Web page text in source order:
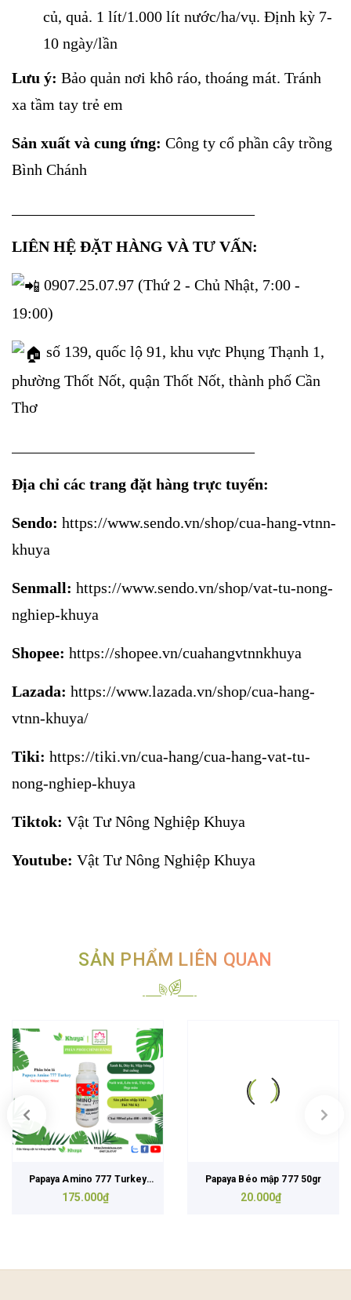
củ, quả. 1 lít/1.000 lít nước/ha/vụ. Định kỳ 7-
10 ngày/lần
Lưu ý: Bảo quản nơi khô ráo, thoáng mát. Tránh
xa tầm tay trẻ em
Sản xuất và cung ứng: Công ty cổ phần cây trồng
Bình Chánh
LIÊN HỆ ĐẶT HÀNG VÀ TƯ VẤN:
0907.25.07.97 (Thứ 2 - Chủ Nhật, 7:00 -
19:00)
số 139, quốc lộ 91, khu vực Phụng Thạnh 1,
phường Thốt Nốt, quận Thốt Nốt, thành phố Cần
Thơ
Địa chỉ các trang đặt hàng trực tuyến:
Sendo: https://www.sendo.vn/shop/cua-hang-vtnn-
khuya
Senmall: https://www.sendo.vn/shop/vat-tu-nong-
nghiep-khuya
Shopee: https://shopee.vn/cuahangvtnnkhuya
Lazada: https://www.lazada.vn/shop/cua-hang-
vtnn-khuya/
Tiki: https://tiki.vn/cua-hang/cua-hang-vat-tu-
nong-nghiep-khuya
Tiktok: Vật Tư Nông Nghiệp Khuya
Youtube: Vật Tư Nông Nghiệp Khuya
SẢN PHẨM LIÊN QUAN
Papaya Amino 777 Turkey
500ml
175.000₫
Papaya Béo mập 777 50gr
20.000₫